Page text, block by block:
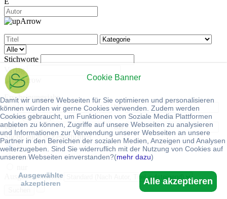
Cookie Banner
Damit wir unsere Webseiten für Sie optimieren und personalisieren
können würden wir gerne Cookies verwenden. Zudem werden
Cookies gebraucht, um Funktionen von Soziale Media Plattformen
anbieten zu können, Zugriffe auf unsere Webseiten zu analysieren
und Informationen zur Verwendung unserer Webseiten an unsere
Partner in den Bereichen der sozialen Medien, Anzeigen und Analysen
weiterzugeben. Sind Sie widerruflich mit der Nutzung von Cookies auf
unseren Webseiten einverstanden?(mehr dazu)
Alle akzeptieren
Ausgewählte
akzeptieren
Stichworte
Verlag
Erscheinungsjahr
von
bis
Preis (in EUR):
von
bis
Suche auch in Zeitschriften
ja
nein
Ausgabe sortieren